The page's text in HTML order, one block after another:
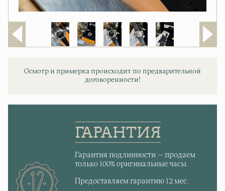
Осмотр и примерка происходит по предварительной
договоренности!
ГАРАНТИЯ
Гарантия подлинности — продаем
только 100% оригинальные часы.
Предоставляем гарантию 12 мес.